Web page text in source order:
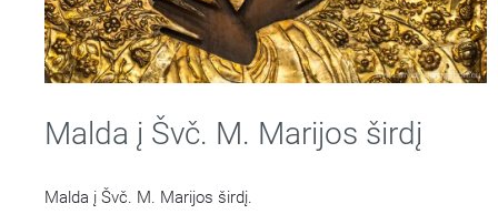
Malda į Švč. M. Marijos širdį
Malda į Švč. M. Marijos širdį.